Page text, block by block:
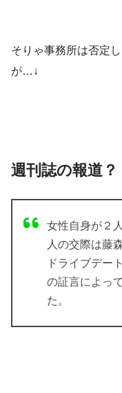
そりゃ事務所は否定
が…↓
週刊誌の報道？
女性自身が２
人の交際は藤
ドライブデー
の証言によって
た。